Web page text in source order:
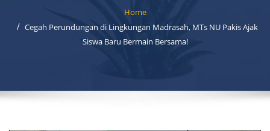
Home
Cegah Perundungan di Lingkungan Madrasah, MTs NU Pakis Ajak
Siswa Baru Bermain Bersama!